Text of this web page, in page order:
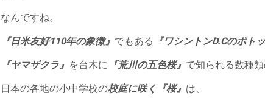
なんですね。
『日米友好110年の象徴』 でもある 『ワシントンD.Cのポト
『ヤマザクラ』 を台木に 『荒川の五色桜』 で知られる数種
日本の各地の小中学校の校庭に咲く 『桜』 は、